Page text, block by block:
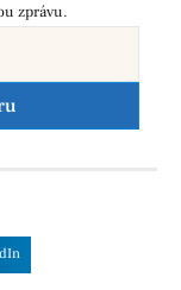
zprávu.